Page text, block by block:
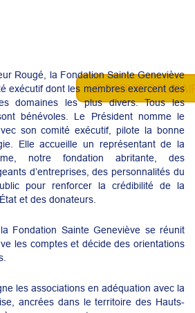
LE PARVIS
Rougé, la Fondation Sainte Geneviève
exécutif dont les membres exercent des
domaines les plus divers. Tous les
bénévoles. Le Président nomme le
son comité exécutif, pilote la bonne
Elle accueille un représentant de la
notre fondation abritante, des
d’entreprises, des personnalités du
pour renforcer la crédibilité de la
et des donateurs.
Fondation Sainte Geneviève se réunit
les comptes et décide des orientations
les associations en adéquation avec la
ancrées dans le territoire des Hauts-